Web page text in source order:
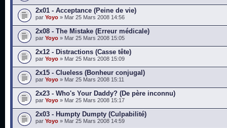
2x01 - Acceptance (Peine de vie)
par Yoyo » Mar 25 Mars 2008 14:56
2x08 - The Mistake (Erreur médicale)
par Yoyo » Mar 25 Mars 2008 15:05
2x12 - Distractions (Casse tête)
par Yoyo » Mar 25 Mars 2008 15:09
2x15 - Clueless (Bonheur conjugal)
par Yoyo » Mar 25 Mars 2008 15:11
2x23 - Who's Your Daddy? (De père inconnu)
par Yoyo » Mar 25 Mars 2008 15:17
2x03 - Humpty Dumpty (Culpabilité)
par Yoyo » Mar 25 Mars 2008 14:59